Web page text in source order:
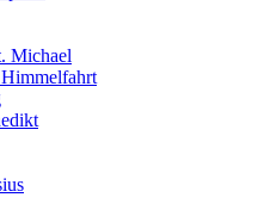
Michael